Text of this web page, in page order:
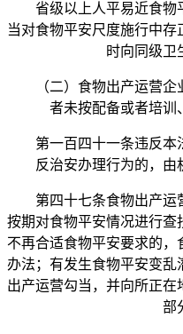
省级以上人平易近食物
当对食物平安尺度施行中
时向同级卫
（二）食物出产运营企
者未按配备或者培训
第一百四十一条违反本
反治安办理行为的，由
第四十七条食物出产运营
按期对食物平安情况进行查
不再合适食物平安要求的
办法；有发生食物平安变
出产运营勾当，并向所正
部